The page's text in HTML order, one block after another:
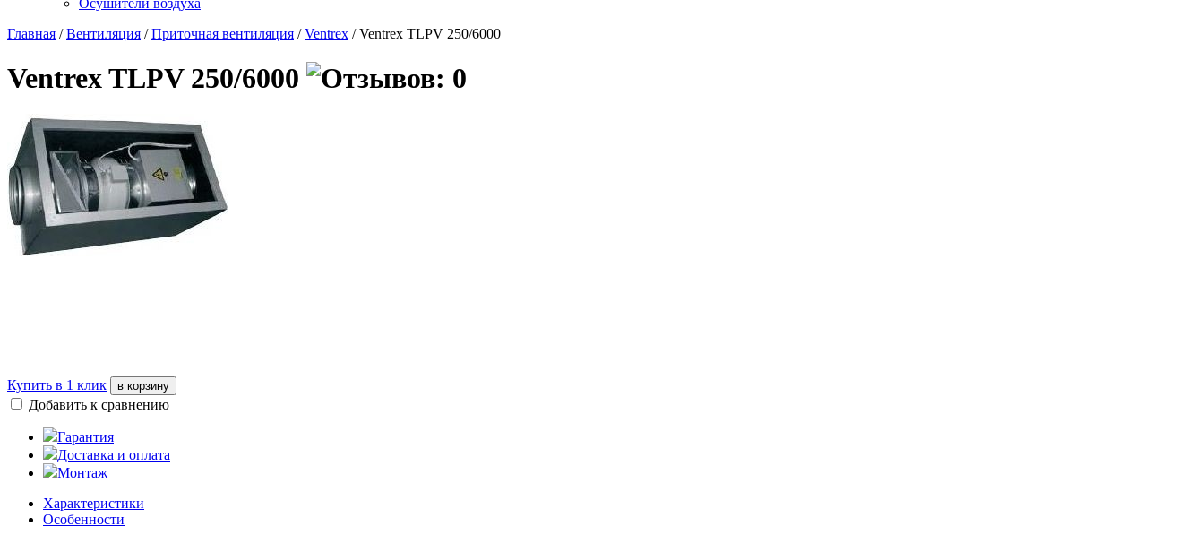
Осушители воздуха
Главная /Вентиляция /Приточная вентиляция /Ventrex / Ventrex TLPV 250/6000
Ventrex TLPV 250/6000
Купить в 1 клик в корзину
Добавить к сравнению
Гарантия
Доставка и оплата
Монтаж
Характеристики
Особенности